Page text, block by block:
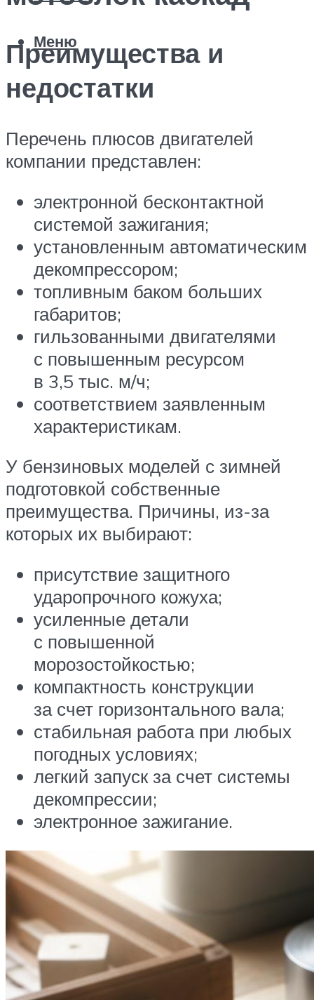
Меню
Преимущества и
недостатки
Перечень плюсов двигателей
компании представлен:
электронной бесконтактной
системой зажигания;
установленным автоматическим
декомпрессором;
топливным баком больших
габаритов;
гильзованными двигателями
с повышенным ресурсом
в 3,5 тыс. м/ч;
соответствием заявленным
характеристикам.
У бензиновых моделей с зимней
подготовкой собственные
преимущества. Причины, из-за
которых их выбирают:
присутствие защитного
ударопрочного кожуха;
усиленные детали
с повышенной
морозостойкостью;
компактность конструкции
за счет горизонтального вала;
стабильная работа при любых
погодных условиях;
легкий запуск за счет системы
декомпрессии;
электронное зажигание.